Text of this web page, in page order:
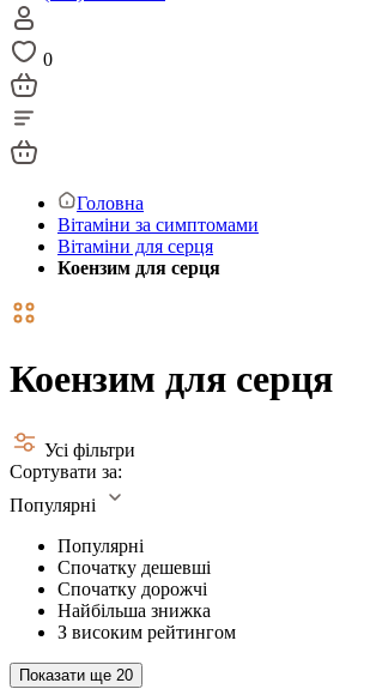
0
Головна
Вітаміни за симптомами
Вітаміни для серця
Коензим для серця
Коензим для серця
Усі фільтри
Сортувати за:
Популярні
Популярні
Спочатку дешевші
Спочатку дорожчі
Найбільша знижка
З високим рейтингом
Показати ще 20